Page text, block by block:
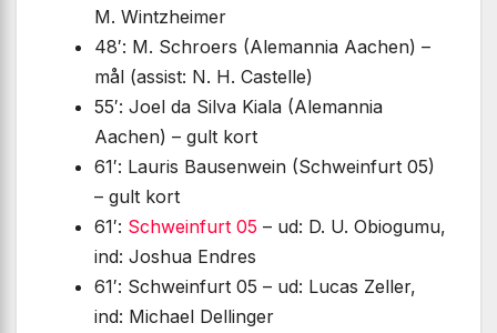
M. Wintzheimer
48′: M. Schroers (Alemannia Aachen) –
mål (assist: N. H. Castelle)
55′: Joel da Silva Kiala (Alemannia
Aachen) – gult kort
61′: Lauris Bausenwein (Schweinfurt 05)
– gult kort
61′: Schweinfurt 05 – ud: D. U. Obiogumu,
ind: Joshua Endres
61′: Schweinfurt 05 – ud: Lucas Zeller,
ind: Michael Dellinger